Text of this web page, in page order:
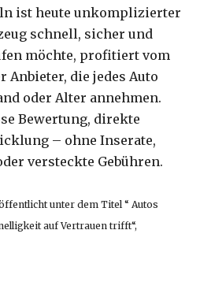
ist heute unkomplizierter
schnell, sicher und
möchte, profitiert vom
Anbieter, die jedes Auto
oder Alter annehmen.
Bewertung, direkte
– ohne Inserate,
versteckte Gebühren.
unter dem Titel “ Autos
auf Vertrauen trifft“,